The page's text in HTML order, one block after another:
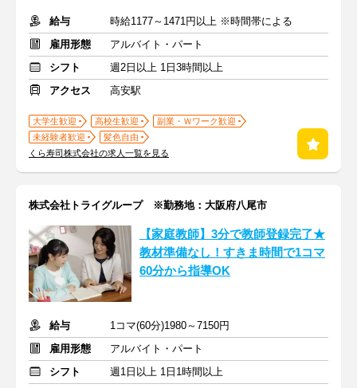
給与
時給1177～1471円以上 ※時間帯による
雇用形態
アルバイト・パート
シフト
週2日以上 1日3時間以上
アクセス
高安駅
大学生歓迎 高校生歓迎
副業・Ｗワーク歓迎
未経験者歓迎
髪色自由
くら寿司株式会社の求人一覧を見る
株式会社トライグループ ※勤務地：大阪府八尾市
【家庭教師】3分で教師登録完了★
教材準備なし！すきま時間で1コマ
60分から指導OK
給与
1コマ(60分)1980～7150円
雇用形態
アルバイト・パート
シフト
週1日以上 1日1時間以上